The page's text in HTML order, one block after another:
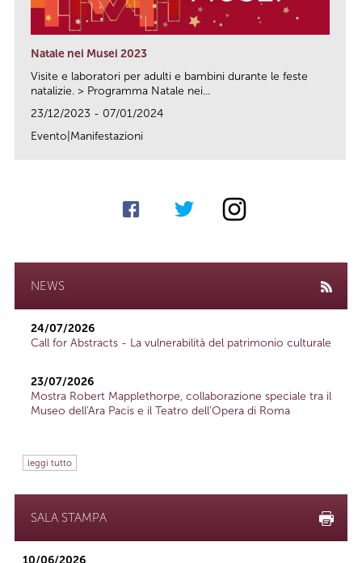
Natale nei Musei 2023
Visite e laboratori per adulti e bambini durante le feste
natalizie. > Programma Natale nei...
23/12/2023 - 07/01/2024
Evento|Manifestazioni
NEWS
24/07/2026
Call for Abstracts - La vulnerabilità del patrimonio culturale
23/07/2026
Mostra Robert Mapplethorpe, collaborazione speciale tra il
Museo dell'Ara Pacis e il Teatro dell'Opera di Roma
leggi tutto
SALA STAMPA
10/06/2026